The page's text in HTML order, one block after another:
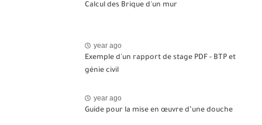
Calcul des Brique d'un mur
year ago
Exemple d'un rapport de stage PDF - BTP et
génie civil
year ago
Guide pour la mise en œuvre d’une douche